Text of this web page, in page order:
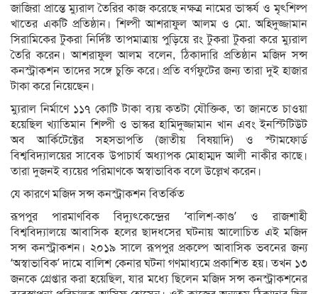
জাজিরা প্রান্তে ম্যুরাল তৈরির কাজ করেছে নক্ষত্র নামের ভাস্কর্য ও মৃৎশিল্প
খাতের একটি প্রতিষ্ঠান। শিল্পী আশরাফুল আলম ও মো. অহিদুজ্জামান
সিরামিকের টুকরা নির্দিষ্ট তাপমাত্রায় পুড়িয়ে রং টুকরা টুকরা করে ম্যুরাল
তৈরি করেন। আশরাফুল আলম বলেন, ঠিকাদারি প্রতিষ্ঠান মজিদ সন্স
কনস্ট্রাকশন তাদের সঙ্গে চুক্তি করে। প্রতি বর্গফুটের জন্য তারা দুই হাজার
টাকা করে নিয়েছেন।
ম্যুরাল নির্মাণে ১১৭ কোটি টাকা ব্যয় কতটা যৌক্তিক, তা জানতে চাওয়া
হয়েছিল খ্যাতিমান শিল্পী ও ভাস্কর হামিদুজ্জামান খান এবং ইনস্টিটিউট
অব আর্কিটেক্টের সহসভাপতি (জাতীয় বিষয়াদি) ও স্টামফোর্ড
বিশ্ববিদ্যালয়ের সাবেক উপাচার্য অধ্যাপক মোহাম্মদ আলী নাকীর কাছে।
তারা দুজনই ব্যয়ের পরিমাণকে অস্বাভাবিক বলে উল্লেখ করেন।
যে কারণে মজিদ সন্স কনস্ট্রাকশন বিতর্কিত
রূপপুর পারমাণবিক বিদ্যুৎকেন্দ্রের ‘বালিশ-কাণ্ড’ ও রাজশাহী
বিশ্ববিদ্যালয়ে আবাসিক হলের ছাদধসের ঘটনায় আলোচিত এই মজিদ
সন্স কনস্ট্রাকশন। ২০১৯ সালে রূপপুর প্রকল্পে আবাসিক ভবনের জন্য
‘অস্বাভাবিক’ দামে বালিশ কেনার ঘটনা গণমাধ্যমে প্রকাশিত হয়। তখন ১৩
জনকে গ্রেপ্তার করা হয়েছিল, যার মধ্যে ছিলেন মজিদ সন্স কনস্ট্রাকশনের